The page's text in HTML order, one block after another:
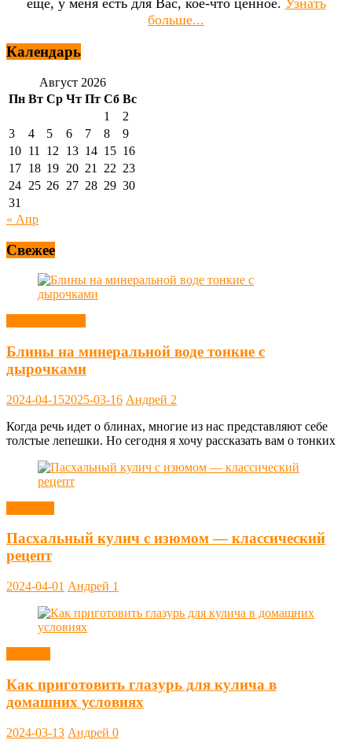
ещё, у меня есть для Вас, кое-что ценное. Узнать
больше...
Календарь
Август 2026
Пн Вт Ср Чт Пт Сб Вс
1
2
3
4 5 6 7 8
9
10 11 12 13 14 15 16
17 18 19 20 21 22 23
24 25 26 27 28 29 30
31
« Апр
Свежее
Блины на минеральной воде тонкие с
дырочками
2024-04-152025-03-16 Андрей 2
Когда речь идет о блинах, многие из нас представляют себе
толстые лепешки. Но сегодня я хочу рассказать вам о тонких
Пасхальный кулич с изюмом — классический
рецепт
2024-04-01 Андрей 1
Как приготовить глазурь для кулича в
домашних условиях
2024-03-13 Андрей 0